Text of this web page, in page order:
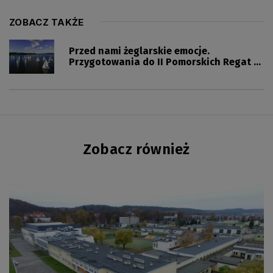
ZOBACZ TAKŻE
Przed nami żeglarskie emocje.
Przygotowania do II Pomorskich Regat o
Zobacz również